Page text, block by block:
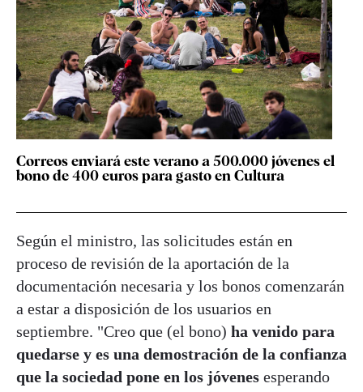
Correos enviará este verano a 500.000 jóvenes el
bono de 400 euros para gasto en Cultura
Según el ministro, las solicitudes están en
proceso de revisión de la aportación de la
documentación necesaria y los bonos comenzarán
a estar a disposición de los usuarios en
septiembre. "Creo que (el bono) ha venido para
quedarse y es una demostración de la confianza
que la sociedad pone en los jóvenes esperando